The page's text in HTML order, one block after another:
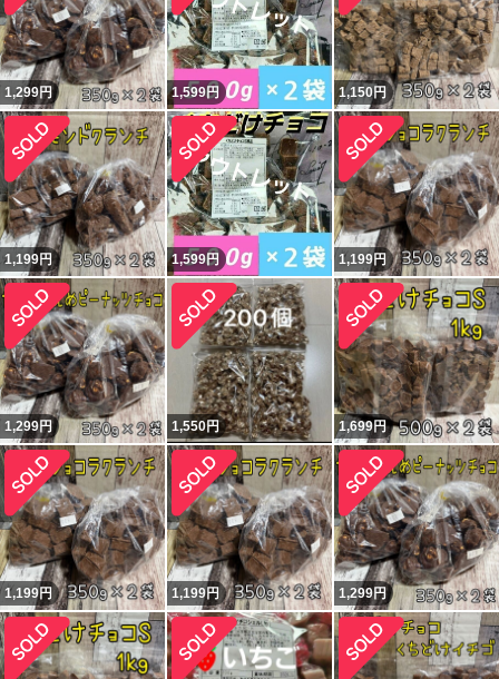
1,299円 1,599円 1,150円
1,199円 1,599円 1,199円
1,299円 1,550円 1,699円
1,199円 1,199円 1,299円